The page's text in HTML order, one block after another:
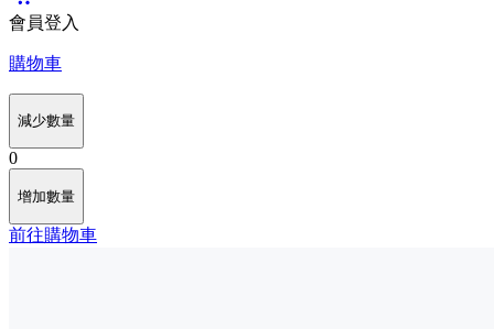
會員登入
購物車
減少數量
0
增加數量
前往購物車